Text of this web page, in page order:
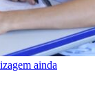
ainda